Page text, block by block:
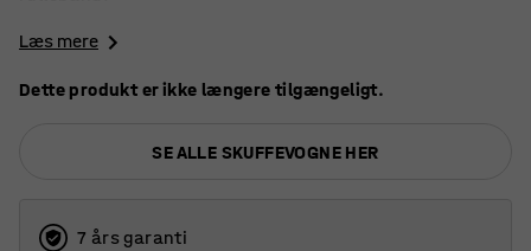
Læs mere
Dette produkt er ikke længere tilgængeligt.
SE ALLE SKUFFEVOGNE HER
7 års garanti